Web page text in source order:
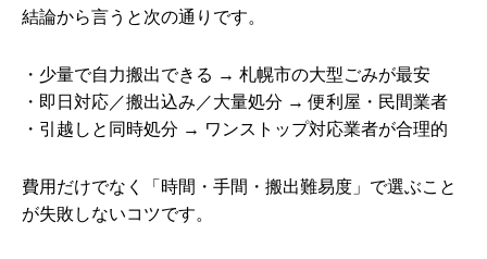
結論から言うと次の通りです。
・少量で自力搬出できる → 札幌市の大型ごみが最安
・即日対応／搬出込み／大量処分 → 便利屋・民間業者
・引越しと同時処分 → ワンストップ対応業者が合理的
費用だけでなく「時間・手間・搬出難易度」で選ぶこと
が失敗しないコツです。